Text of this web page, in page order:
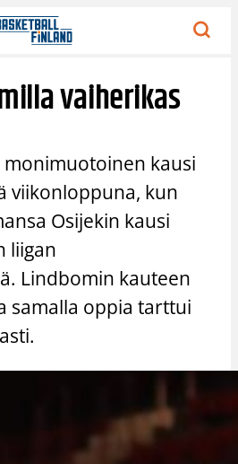
vaiherikas
kausi
viikonloppuna, kun
Osijekin kausi
liigan
Lindbomin kauteen
samalla oppia tarttui